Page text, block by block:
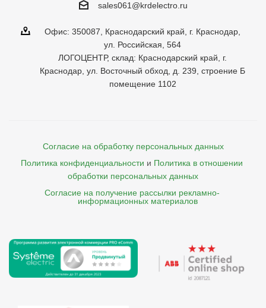
sales061@krdelectro.ru
Офис: 350087, Краснодарский край, г. Краснодар,
ул. Российская, 564
ЛОГОЦЕНТР, склад: Краснодарский край, г.
Краснодар, ул. Восточный обход, д. 239, строение Б
помещение 1102
Согласие на обработку персональных данных
Политика конфиденциальности и Политика в отношении
обработки персональных данных
Согласие на получение рассылки рекламно-
    информационных материалов